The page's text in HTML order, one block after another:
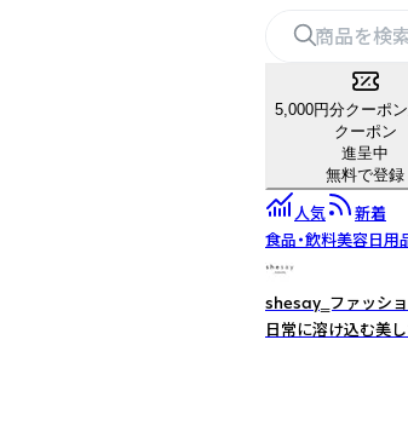
5,000円分クーポ
クーポン
進呈中
無料で登録
人気
新着
食品・飲料美容日用
shesay‗ファッショ
日常に溶け込む美